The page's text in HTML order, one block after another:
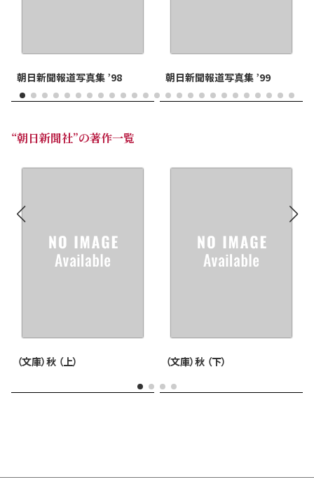
朝日新聞報道写真集 ’98 朝日新聞報道写真集 ’99
“朝日新聞社”の著作一覧
（文庫）秋 （上） （文庫）秋 （下）